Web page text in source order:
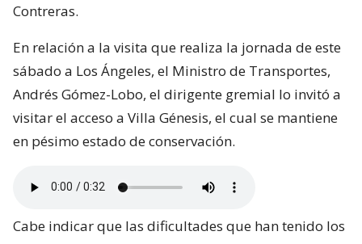
Contreras.
En relación a la visita que realiza la jornada de este
sábado a Los Ángeles, el Ministro de Transportes,
Andrés Gómez-Lobo, el dirigente gremial lo invitó a
visitar el acceso a Villa Génesis, el cual se mantiene
en pésimo estado de conservación.
Cabe indicar que las dificultades que han tenido los